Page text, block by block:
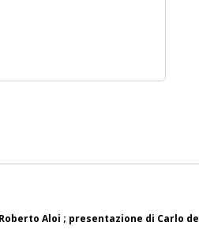
Aloi ; presentazione di Carlo de